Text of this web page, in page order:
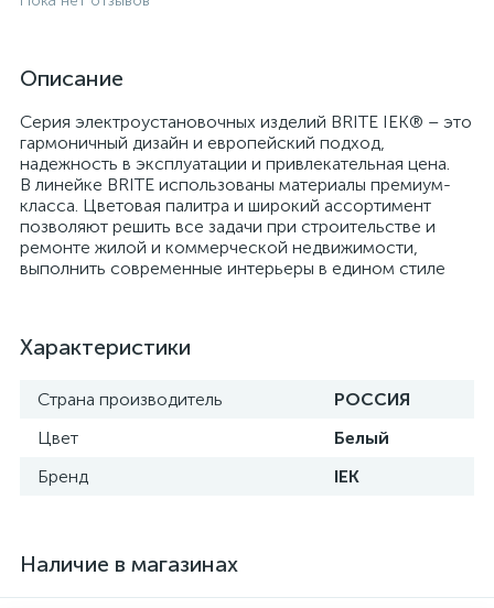
Описание
Серия электроустановочных изделий BRITE IEK® – это
гармоничный дизайн и европейский подход,
надежность в эксплуатации и привлекательная цена.
В линейке BRITE использованы материалы премиум-
класса. Цветовая палитра и широкий ассортимент
позволяют решить все задачи при строительстве и
ремонте жилой и коммерческой недвижимости,
выполнить современные интерьеры в едином стиле
Характеристики
Страна производитель
РОССИЯ
Цвет
Белый
Бренд
IEK
Наличие в магазинах